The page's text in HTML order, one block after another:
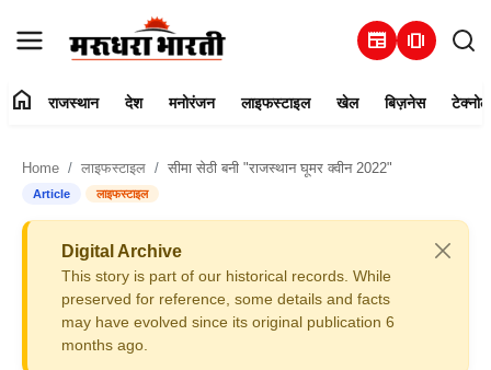
newspaper amp_stories
संपर्क करें
राजस्थान
मनोरंजन
home राजस्थान देश मनोरंजन लाइफस्टाइल खेल बिज़नेस
Home लाइफस्टाइल सीमा सेठी बनी "राजस्थान घूमर क्वीन 2022"
Article लाइफस्टाइल
Digital Archive
This story is part of our historical records. While
preserved for reference, some details and facts
may have evolved since its original publication 6
months ago.